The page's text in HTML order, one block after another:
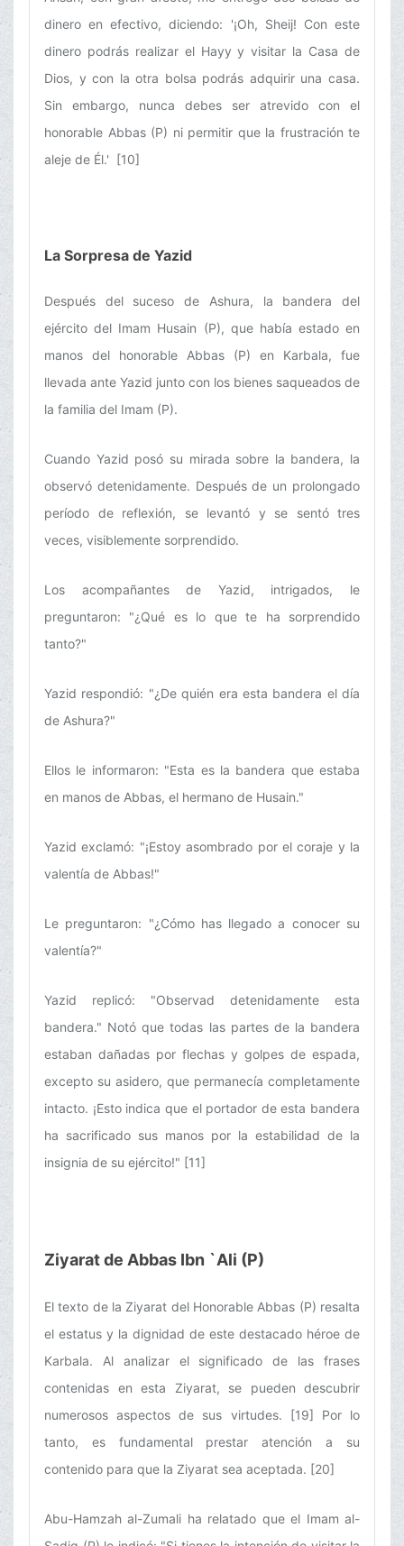
dinero en efectivo, diciendo: '¡Oh, Sheij! Con este
dinero podrás realizar el Hayy y visitar la Casa de
Dios, y con la otra bolsa podrás adquirir una casa.
Sin embargo, nunca debes ser atrevido con el
honorable Abbas (P) ni permitir que la frustración te
aleje de Él.' [10]
La Sorpresa de Yazid
Después del suceso de Ashura, la bandera del
ejército del Imam Husain (P), que había estado en
manos del honorable Abbas (P) en Karbala, fue
llevada ante Yazid junto con los bienes saqueados de
la familia del Imam (P).
Cuando Yazid posó su mirada sobre la bandera, la
observó detenidamente. Después de un prolongado
período de reflexión, se levantó y se sentó tres
veces, visiblemente sorprendido.
Los acompañantes de Yazid, intrigados, le
preguntaron: "¿Qué es lo que te ha sorprendido
tanto?"
Yazid respondió: "¿De quién era esta bandera el día
de Ashura?"
Ellos le informaron: "Esta es la bandera que estaba
en manos de Abbas, el hermano de Husain."
Yazid exclamó: "¡Estoy asombrado por el coraje y la
valentía de Abbas!"
Le preguntaron: "¿Cómo has llegado a conocer su
valentía?"
Yazid replicó: "Observad detenidamente esta
bandera." Notó que todas las partes de la bandera
estaban dañadas por flechas y golpes de espada,
excepto su asidero, que permanecía completamente
intacto. ¡Esto indica que el portador de esta bandera
ha sacrificado sus manos por la estabilidad de la
insignia de su ejército!" [11]
Ziyarat de Abbas Ibn `Ali (P)
El texto de la Ziyarat del Honorable Abbas (P) resalta
el estatus y la dignidad de este destacado héroe de
Karbala. Al analizar el significado de las frases
contenidas en esta Ziyarat, se pueden descubrir
numerosos aspectos de sus virtudes. [19] Por lo
tanto, es fundamental prestar atención a su
contenido para que la Ziyarat sea aceptada. [20]
Abu-Hamzah al-Zumali ha relatado que el Imam al-